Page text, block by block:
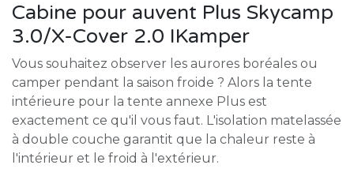
Cabine pour auvent Plus Skycamp
3.0/X-Cover 2.0 IKamper
Vous souhaitez observer les aurores boréales ou
camper pendant la saison froide ? Alors la tente
intérieure pour la tente annexe Plus est
exactement ce qu'il vous faut. L'isolation matelassée
à double couche garantit que la chaleur reste à
l'intérieur et le froid à l'extérieur.